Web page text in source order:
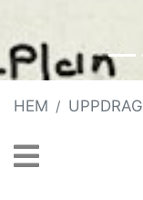
HEM UPPDRAG